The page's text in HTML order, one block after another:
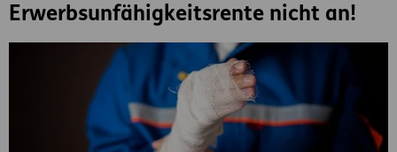
Erwerbsunfähigkeitsrente nicht an!